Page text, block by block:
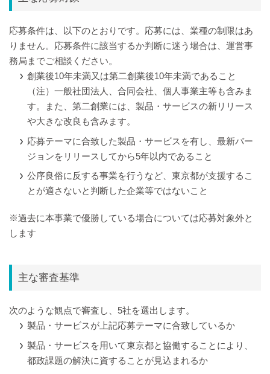
応募条件は、以下のとおりです。応募には、業種の制限はあ
りません。応募条件に該当するか判断に迷う場合は、運営事
務局までご相談ください。
創業後10年未満又は第二創業後10年未満であること
（注）一般社団法人、合同会社、個人事業主等も含みま
す。また、第二創業には、製品・サービスの新リリース
や大きな改良も含みます。
応募テーマに合致した製品・サービスを有し、最新バー
ジョンをリリースしてから5年以内であること
公序良俗に反する事業を行うなど、東京都が支援するこ
とが適さないと判断した企業等ではないこと
※過去に本事業で優勝している場合については応募対象外と
します
主な審査基準
次のような観点で審査し、5社を選出します。
製品・サービスが上記応募テーマに合致しているか
製品・サービスを用いて東京都と協働することにより、
都政課題の解決に資することが見込まれるか